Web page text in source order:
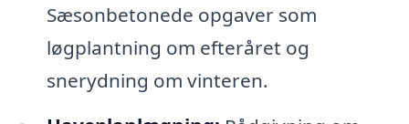
Sæsonbetonede opgaver som
løgplantning om efteråret og
snerydning om vinteren.